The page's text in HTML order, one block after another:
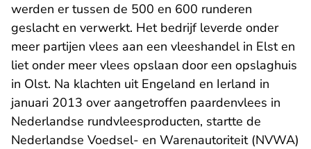
werden er tussen de 500 en 600 runderen
geslacht en verwerkt. Het bedrijf leverde onder
meer partijen vlees aan een vleeshandel in Elst en
liet onder meer vlees opslaan door een opslaghuis
in Olst. Na klachten uit Engeland en Ierland in
januari 2013 over aangetroffen paardenvlees in
Nederlandse rundvleesproducten, startte de
Nederlandse Voedsel- en Warenautoriteit (NVWA)